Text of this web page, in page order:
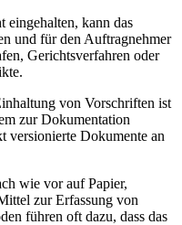
eingehalten, kann das
und für den Auftragnehmer
Gerichtsverfahren oder
von Vorschriften ist
zur Dokumentation
versionierte Dokumente an
wie vor auf Papier,
zur Erfassung von
führen oft dazu, dass das